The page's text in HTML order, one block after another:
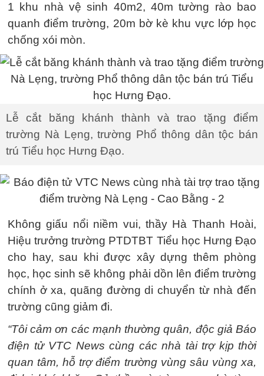
1 khu nhà vệ sinh 40m2, 40m tường rào bao
quanh điểm trường, 20m bờ kè khu vực lớp học
chống xói mòn.
Lễ cắt băng khánh thành và trao tặng điểm
trường Nà Lẹng, trường Phổ thông dân tộc bán
trú Tiểu học Hưng Đạo.
Không giấu nổi niềm vui, thầy Hà Thanh Hoài,
Hiệu trưởng trường PTDTBT Tiểu học Hưng Đạo
cho hay, sau khi được xây dựng thêm phòng
học, học sinh sẽ không phải dồn lên điểm trường
chính ở xa, quãng đường di chuyển từ nhà đến
trường cũng giảm đi.
“Tôi cảm ơn các mạnh thường quân, độc giả Báo
điện tử VTC News cùng các nhà tài trợ kịp thời
quan tâm, hỗ trợ điểm trường vùng sâu vùng xa,